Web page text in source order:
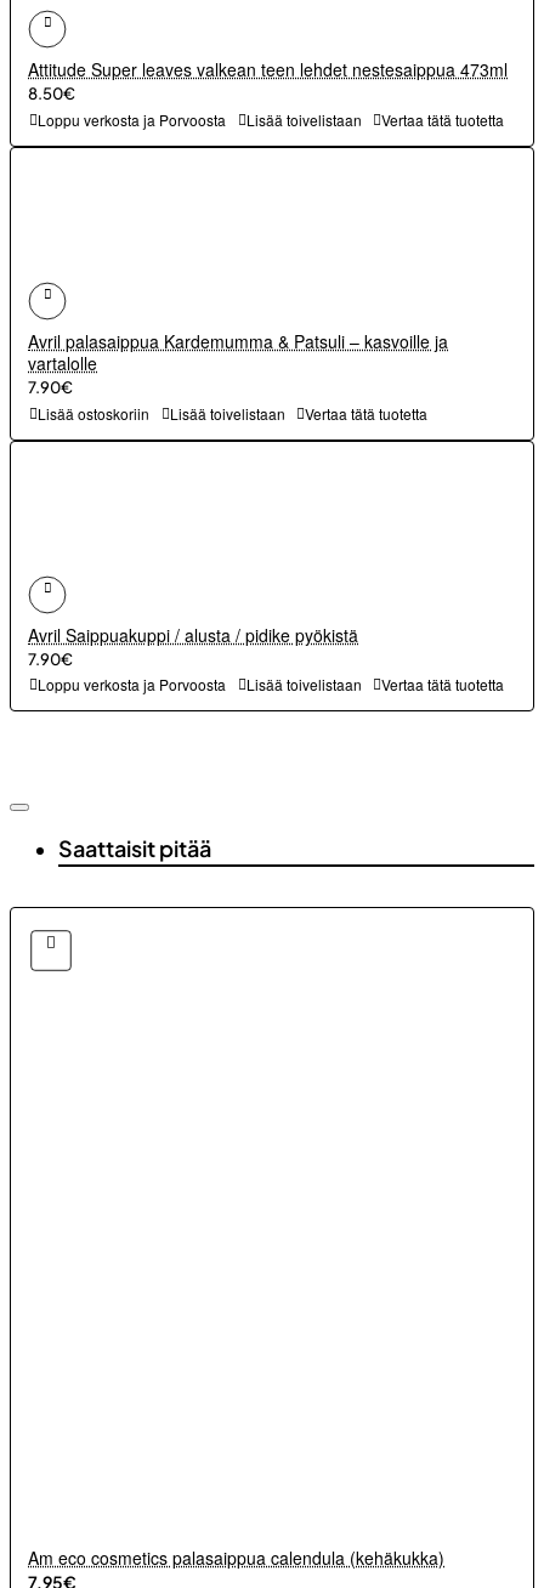
Attitude Super leaves valkean teen lehdet nestesaippua 473ml
8.50€
Loppu verkosta ja Porvoosta Lisää toivelistaan Vertaa tätä tuotetta
Avril palasaippua Kardemumma & Patsuli – kasvoille ja
vartalolle
7.90€
Lisää ostoskoriin Lisää toivelistaan Vertaa tätä tuotetta
Avril Saippuakuppi / alusta / pidike pyökistä
7.90€
Loppu verkosta ja Porvoosta Lisää toivelistaan Vertaa tätä tuotetta
Saattaisit pitää
Am eco cosmetics palasaippua calendula (kehäkukka)
7.95€